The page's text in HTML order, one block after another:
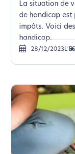
La situation de
de handicap est
impôts. Voici
handicap.
28/12/2023